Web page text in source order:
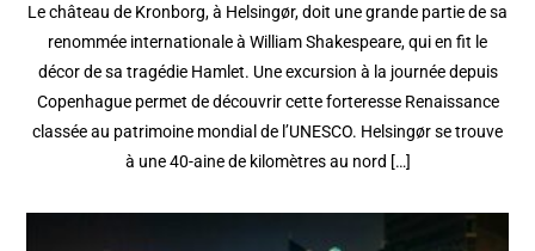
Le château de Kronborg, à Helsingør, doit une grande partie de sa
renommée internationale à William Shakespeare, qui en fit le
décor de sa tragédie Hamlet. Une excursion à la journée depuis
Copenhague permet de découvrir cette forteresse Renaissance
classée au patrimoine mondial de l’UNESCO. Helsingør se trouve
à une 40-aine de kilomètres au nord […]